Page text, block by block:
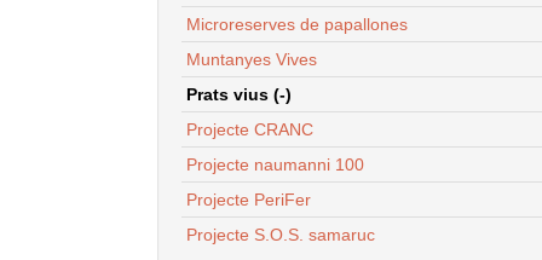
Microreserves de papallones
Muntanyes Vives
Prats vius (-)
Projecte CRANC
Projecte naumanni 100
Projecte PeriFer
Projecte S.O.S. samaruc